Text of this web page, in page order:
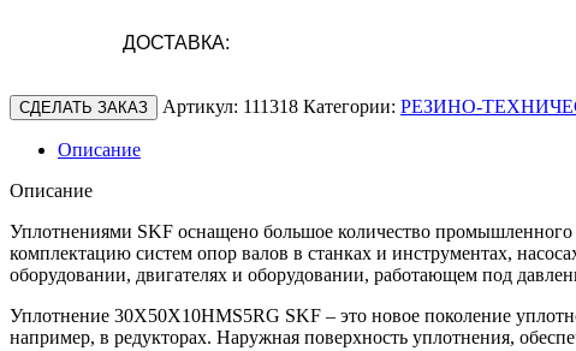
ДОСТАВКА:
СДЕЛАТЬ ЗАКАЗ Артикул: 111318 Категории: РЕЗИНО-
Описание
Описание
Уплотнениями SKF оснащено большое количество
комплектацию систем опор валов в станках и инструментах,
оборудовании, двигателях и оборудовании, работающем под
Уплотнение 30X50X10HMS5RG SKF – это новое поколение
например, в редукторах. Наружная поверхность уплотнения,